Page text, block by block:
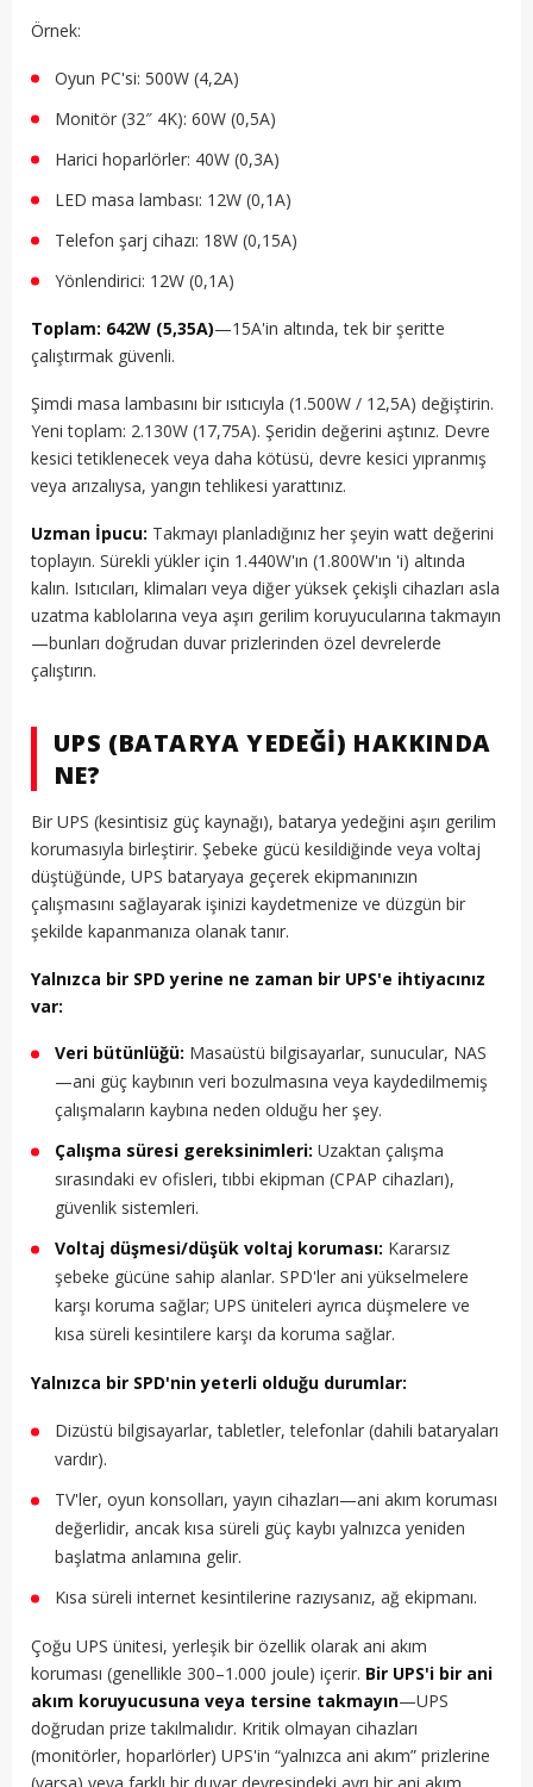
Örnek:
Oyun PC'si: 500W (4,2A)
Monitör (32″ 4K): 60W (0,5A)
Harici hoparlörler: 40W (0,3A)
LED masa lambası: 12W (0,1A)
Telefon şarj cihazı: 18W (0,15A)
Yönlendirici: 12W (0,1A)
Toplam: 642W (5,35A)—15A'in altında, tek bir şeritte
çalıştırmak güvenli.
Şimdi masa lambasını bir ısıtıcıyla (1.500W / 12,5A) değiştirin.
Yeni toplam: 2.130W (17,75A). Şeridin değerini aştınız. Devre
kesici tetiklenecek veya daha kötüsü, devre kesici yıpranmış
veya arızalıysa, yangın tehlikesi yarattınız.
Uzman İpucu: Takmayı planladığınız her şeyin watt değerini
toplayın. Sürekli yükler için 1.440W'ın (1.800W'ın 'i) altında
kalın. Isıtıcıları, klimaları veya diğer yüksek çekişli cihazları asla
uzatma kablolarına veya aşırı gerilim koruyucularına takmayın
—bunları doğrudan duvar prizlerinden özel devrelerde
çalıştırın.
UPS (BATARYA YEDEĞI) HAKKINDA
NE?
Bir UPS (kesintisiz güç kaynağı), batarya yedeğini aşırı gerilim
korumasıyla birleştirir. Şebeke gücü kesildiğinde veya voltaj
düştüğünde, UPS bataryaya geçerek ekipmanınızın
çalışmasını sağlayarak işinizi kaydetmenize ve düzgün bir
şekilde kapanmanıza olanak tanır.
Yalnızca bir SPD yerine ne zaman bir UPS'e ihtiyacınız
var:
Veri bütünlüğü: Masaüstü bilgisayarlar, sunucular, NAS
—ani güç kaybının veri bozulmasına veya kaydedilmemiş
çalışmaların kaybına neden olduğu her şey.
Çalışma süresi gereksinimleri: Uzaktan çalışma
sırasındaki ev ofisleri, tıbbi ekipman (CPAP cihazları),
güvenlik sistemleri.
Voltaj düşmesi/düşük voltaj koruması: Kararsız
şebeke gücüne sahip alanlar. SPD'ler ani yükselmelere
karşı koruma sağlar; UPS üniteleri ayrıca düşmelere ve
kısa süreli kesintilere karşı da koruma sağlar.
Yalnızca bir SPD'nin yeterli olduğu durumlar:
Dizüstü bilgisayarlar, tabletler, telefonlar (dahili bataryaları
vardır).
TV'ler, oyun konsolları, yayın cihazları—ani akım koruması
değerlidir, ancak kısa süreli güç kaybı yalnızca yeniden
başlatma anlamına gelir.
Kısa süreli internet kesintilerine razıysanız, ağ ekipmanı.
Çoğu UPS ünitesi, yerleşik bir özellik olarak ani akım
koruması (genellikle 300–1.000 joule) içerir. Bir UPS'i bir ani
akım koruyucusuna veya tersine takmayın—UPS
doğrudan prize takılmalıdır. Kritik olmayan cihazları
(monitörler, hoparlörler) UPS'in “yalnızca ani akım” prizlerine